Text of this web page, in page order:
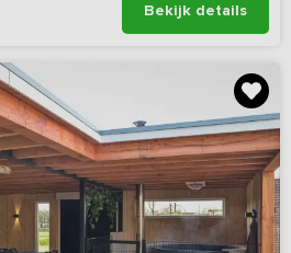
Bekijk details